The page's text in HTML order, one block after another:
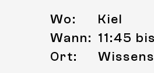
Wo:
Kiel
Wann: 11:45
Ort: